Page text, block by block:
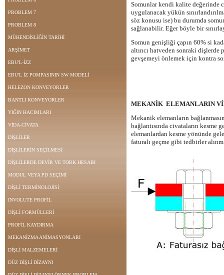
PROBLEM 7
PROBLEM 8
MÜHENDİSLİĞİN TARİHİ
ARŞİMET
EBU'L-İZZ
EBU'L İZ POMPASININ SW MODELİ
HELEZON KONVEYORLER
BANTLI KONVEYORLER
YIĞIN HACIMLARI
VİDA-CİVATA
DİŞLİLER
DİŞLİLERİN SEÇİLMESİ
DİŞLİLERDE DEVİR VE TORK HESABI
MODUL VEYA PD SEÇİMİ
DİŞLİ TERMİNOLOJİSİ
INVOLUTE PROFİL
DİŞLİ FORMÜLLERİ
PROFİL KAYDIRMA
MEKANİZMA ANİMASYONLARI
DİŞLİ MALZEMELERİ
DÜZ DİŞLİ DİZAYNI
Somunlar kendi kalite değerinde
uygulanacak yükün
söz konusu ise) bu durumda
sağlanabilir. Eğer böyle bir
Somun genişliği çapın 60% si
altıncı hatveden sonraki
gevşemeyi önlemek için kontra
MEKANİK ELEMANLARIN
Mekanik elemanların
bağlantısında civataların kesme
elemanlardan kesme yönünde
faturalı geçme gibi tedbirler